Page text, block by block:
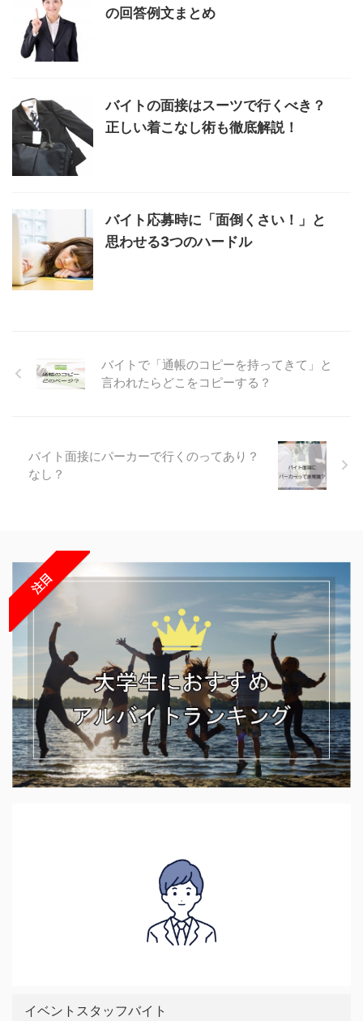
の回答例文まとめ
バイトの面接はスーツで行くべき？
正しい着こなし術も徹底解説！
バイト応募時に「面倒くさい！」と
思わせる3つのハードル
バイトで「通帳のコピーを持ってきて」と
言われたらどこをコピーする？
バイト面接にパーカーで行くのってあり？
なし？
注目
イベントスタッフバイト